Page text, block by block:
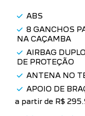
ABS
8 GANCHOS
NA CAÇAMBA
AIRBAG
DE PROTEÇÃO
ANTENA NO
APOIO DE
a partir de R$